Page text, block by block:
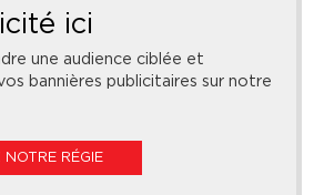
ici
une audience ciblée et
bannières publicitaires sur notre
RÉGIE